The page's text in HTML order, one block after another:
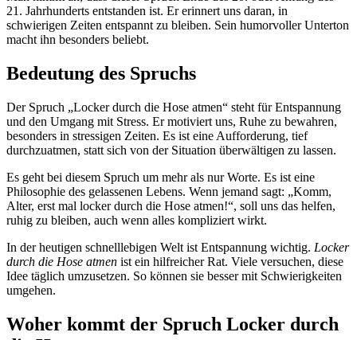
21. Jahrhunderts entstanden ist. Er erinnert uns daran, in
schwierigen Zeiten entspannt zu bleiben. Sein humorvoller Unterton
macht ihn besonders beliebt.
Bedeutung des Spruchs
Der Spruch „Locker durch die Hose atmen“ steht für Entspannung
und den Umgang mit Stress. Er motiviert uns, Ruhe zu bewahren,
besonders in stressigen Zeiten. Es ist eine Aufforderung, tief
durchzuatmen, statt sich von der Situation überwältigen zu lassen.
Es geht bei diesem Spruch um mehr als nur Worte. Es ist eine
Philosophie des gelassenen Lebens. Wenn jemand sagt: „Komm,
Alter, erst mal locker durch die Hose atmen!“, soll uns das helfen,
ruhig zu bleiben, auch wenn alles kompliziert wirkt.
In der heutigen schnelllebigen Welt ist Entspannung wichtig. Locker
durch die Hose atmen ist ein hilfreicher Rat. Viele versuchen, diese
Idee täglich umzusetzen. So können sie besser mit Schwierigkeiten
umgehen.
Woher kommt der Spruch Locker durch